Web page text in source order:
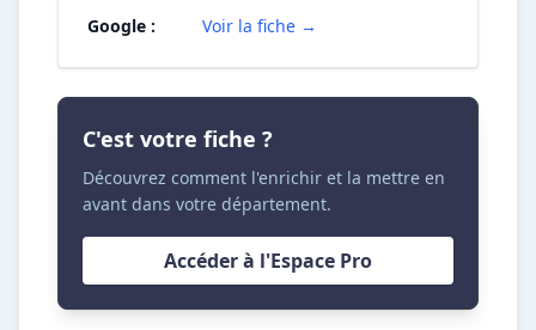
Google :
Voir la fiche →
C'est votre fiche ?
Découvrez comment l'enrichir et la mettre en
avant dans votre département.
Accéder à l'Espace Pro